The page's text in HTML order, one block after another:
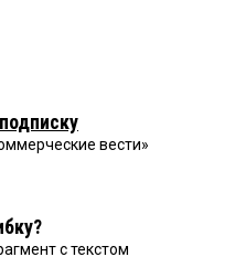
вести»
с текстом